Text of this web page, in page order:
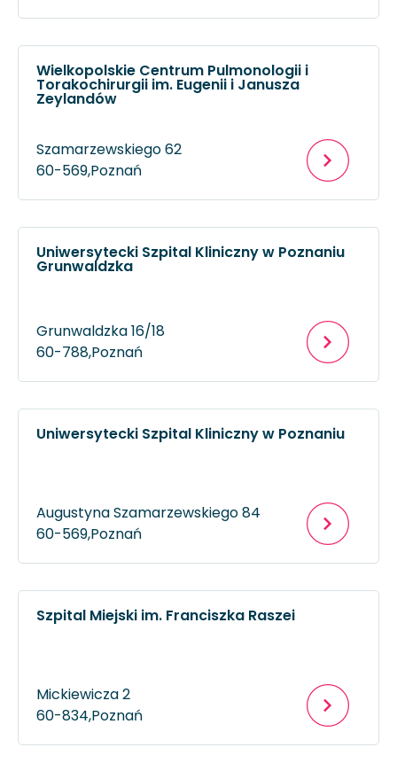
Wielkopolskie Centrum Pulmonologii i
Torakochirurgii im. Eugenii i Janusza
Zeylandów
Szamarzewskiego 62
60-569,Poznań
Uniwersytecki Szpital Kliniczny w Poznaniu
Grunwaldzka
Grunwaldzka 16/18
60-788,Poznań
Uniwersytecki Szpital Kliniczny w Poznaniu
Augustyna Szamarzewskiego 84
60-569,Poznań
Szpital Miejski im. Franciszka Raszei
Mickiewicza 2
60-834,Poznań